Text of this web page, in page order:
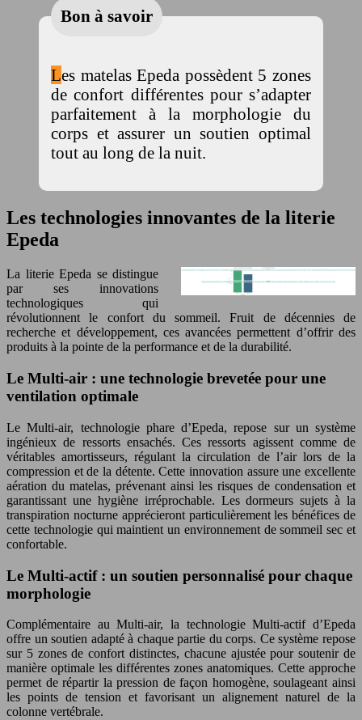
Bon à savoir
Les matelas Epeda possèdent 5 zones
de confort différentes pour s’adapter
parfaitement à la morphologie du
corps et assurer un soutien optimal
tout au long de la nuit.
Les technologies innovantes de la literie
Epeda
La literie Epeda se distingue
par ses innovations
technologiques qui
révolutionnent le confort du sommeil. Fruit de décennies de
recherche et développement, ces avancées permettent d’offrir des
produits à la pointe de la performance et de la durabilité.
Le Multi-air : une technologie brevetée pour une
ventilation optimale
Le Multi-air, technologie phare d’Epeda, repose sur un système
ingénieux de ressorts ensachés. Ces ressorts agissent comme de
véritables amortisseurs, régulant la circulation de l’air lors de la
compression et de la détente. Cette innovation assure une excellente
aération du matelas, prévenant ainsi les risques de condensation et
garantissant une hygiène irréprochable. Les dormeurs sujets à la
transpiration nocturne apprécieront particulièrement les bénéfices de
cette technologie qui maintient un environnement de sommeil sec et
confortable.
Le Multi-actif : un soutien personnalisé pour chaque
morphologie
Complémentaire au Multi-air, la technologie Multi-actif d’Epeda
offre un soutien adapté à chaque partie du corps. Ce système repose
sur 5 zones de confort distinctes, chacune ajustée pour soutenir de
manière optimale les différentes zones anatomiques. Cette approche
permet de répartir la pression de façon homogène, soulageant ainsi
les points de tension et favorisant un alignement naturel de la
colonne vertébrale.